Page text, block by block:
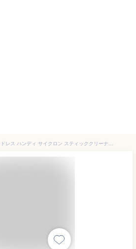
【あす楽】掃除機 コードレス ハンディ サイクロン スティッククリーナー 2way サイクロン式 一人暮らし アイリスオーヤマ コードレス掃除機 サイクロン掃除機 充電式 軽量 送料無料 クリーナー サイクロンクリーナーコードレス SCD-181P